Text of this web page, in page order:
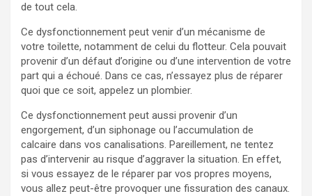
de tout cela.
Ce dysfonctionnement peut venir d’un mécanisme de
votre toilette, notamment de celui du flotteur. Cela pouvait
provenir d’un défaut d’origine ou d’une intervention de votre
part qui a échoué. Dans ce cas, n’essayez plus de réparer
quoi que ce soit, appelez un plombier.
Ce dysfonctionnement peut aussi provenir d’un
engorgement, d’un siphonage ou l’accumulation de
calcaire dans vos canalisations. Pareillement, ne tentez
pas d’intervenir au risque d’aggraver la situation. En effet,
si vous essayez de le réparer par vos propres moyens,
vous allez peut-être provoquer une fissuration des canaux.